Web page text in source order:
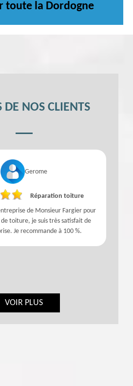
toute la Dordogne
DE NOS CLIENTS
Gerome
Réparation toiture
de Monsieur Fargier pour
toiture, je suis très satisfait de
Je recommande à 100 %.
VOIR PLUS